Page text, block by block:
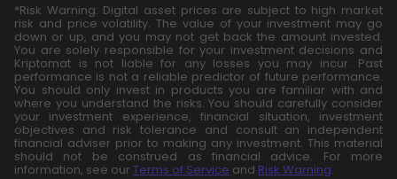
*Risk Warning: Digital asset prices are subject to high market
risk and price volatility. The value of your investment may go
down or up, and you may not get back the amount invested.
You are solely responsible for your investment decisions and
Kriptomat is not liable for any losses you may incur. Past
performance is not a reliable predictor of future performance.
You should only invest in products you are familiar with and
where you understand the risks. You should carefully consider
your investment experience, financial situation, investment
objectives and risk tolerance and consult an independent
financial adviser prior to making any investment. This material
should not be construed as financial advice. For more
information, see our Terms of Service and Risk Warning.